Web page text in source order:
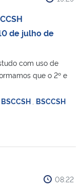
de julho de
com uso de
que o 2º e
BSCCSH
08:22